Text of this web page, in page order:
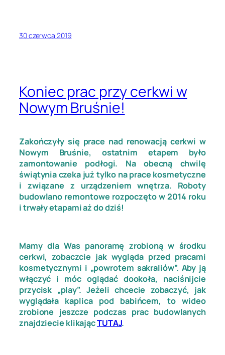
30 czerwca 2019
Koniec prac przy cerkwi w
Nowym Bruśnie!
Zakończyły się prace nad renowacją cerkwi w
Nowym Bruśnie, ostatnim etapem było
zamontowanie podłogi. Na obecną chwilę
świątynia czeka już tylko na prace kosmetyczne
i związane z urządzeniem wnętrza. Roboty
budowlano remontowe rozpoczęto w 2014 roku
i trwały etapami aż do dziś!
Mamy dla Was panoramę zrobioną w środku
cerkwi, zobaczcie jak wygląda przed pracami
kosmetycznymi i „powrotem sakraliów”. Aby ją
włączyć i móc oglądać dookoła, naciśnijcie
przycisk „play”. Jeżeli chcecie zobaczyć, jak
wyglądała kaplica pod babińcem, to wideo
zrobione jeszcze podczas prac budowlanych
znajdziecie klikającTUTAJ.